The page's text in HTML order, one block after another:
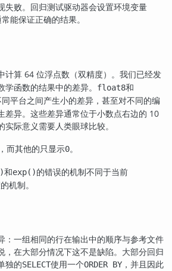
失败。回归测试驱动器会设置环境变量
常能保证正确的结果。
计算 64 位浮点数（双精度）。我们已经发
学函数的结果中的差异。 float8和
平台之间产生小的差异，甚至对不同的编
差异。这些差异通常位于小数点右边的 10
际意义需要人类眼球比较。
，而其他的只显示0。
和exp()的错误的机制不同于当前
机制。
：一组相同的行在输出中的顺序与参考文件
，在大部分情况下这不是缺陷。大部分回归
独的SELECT使用一个ORDER BY ，并且因此